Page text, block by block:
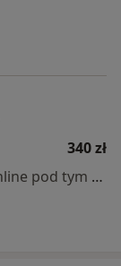
340 zł
Specjalista nie oferuje umawiania online pod tym adresem.